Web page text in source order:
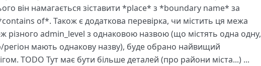
він намагається зіставити *place* з *boundary name* за
of*. Також є додаткова перевірка, чи містить ця межа
різного admin_level з однаковою назвою (що містять одна одну,
регіон мають однакову назву), буде обрано найвищий
TODO Тут має бути більше деталей (про райони міста...) ...